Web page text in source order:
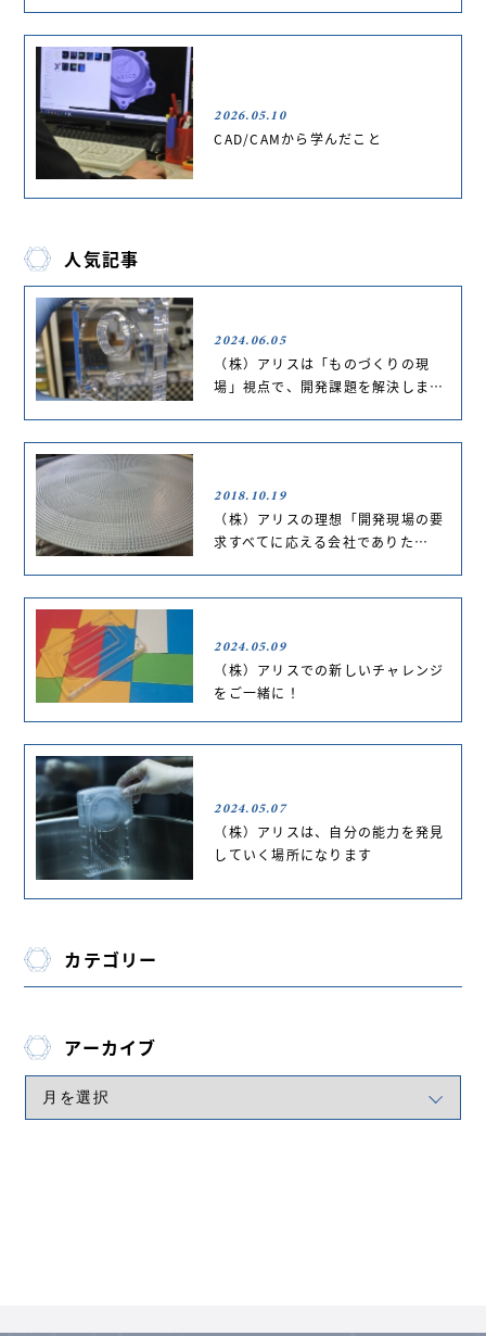
2026.05.10
CAD/CAMから学んだこと
人気記事
2024.06.05
（株）アリスは「ものづくりの現
場」視点で、開発課題を解決しま…
2018.10.19
（株）アリスの理想「開発現場の要
求すべてに応える会社でありた…
2024.05.09
（株）アリスでの新しいチャレンジ
をご一緒に！
2024.05.07
（株）アリスは、自分の能力を発見
していく場所になります
カテゴリー
アーカイブ